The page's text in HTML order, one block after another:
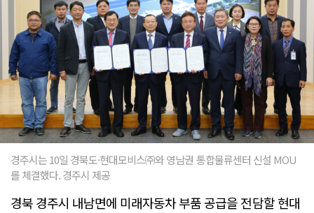
경주시는 10일 경북도·현대모비스㈜와 영남권 통합물류센터 신설 MOU
를 체결했다. 경주시 제공
경북 경주시 내남면에 미래자동차 부품 공급을 전담할 현대